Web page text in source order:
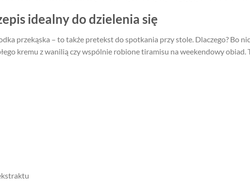
idealny do dzielenia się
przekąska – to także pretekst do spotkania przy stole. Dlaczego? Bo nic
kremu z wanilią czy wspólnie robione tiramisu na weekendowy obiad.